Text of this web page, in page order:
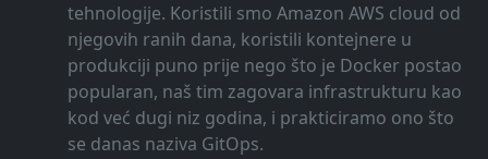
tehnologije. Koristili smo Amazon AWS cloud od
njegovih ranih dana, koristili kontejnere u
produkciji puno prije nego što je Docker postao
popularan, naš tim zagovara infrastrukturu kao
kod već dugi niz godina, i prakticiramo ono što
se danas naziva GitOps.